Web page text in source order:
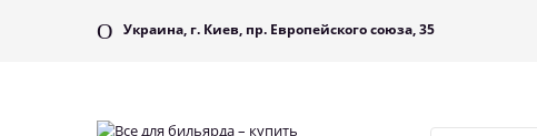
Украина, г. Киев, пр. Европейского союза, 35